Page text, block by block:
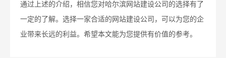
通过上述的介绍，相信您对哈尔滨网站建设公司的选择有了
一定的了解。选择一家合适的网站建设公司，可以为您的企
业带来长远的利益。希望本文能为您提供有价值的参考。